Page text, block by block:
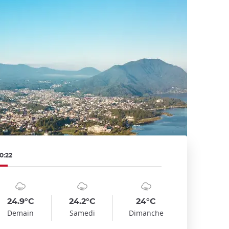
24.9°C
Demain
cloudy_rainy
24.2°C
Samedi
cloudy_rainy
24°C
Dimanche